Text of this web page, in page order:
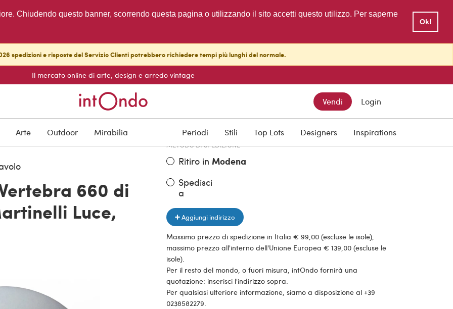
Chiudendo questo banner, scorrendo questa pagina o utilizzando il sito accetti questo utilizzo. Per saperne
Ok!
spedizioni e risposte del Servizio Clienti potrebbero richiedere tempi più lunghi del normale.
Il mercato online di arte, design e arredo vintage
Vendi Login
Arte Outdoor Mirabilia Periodi Stili Top Lots Designers Inspirations
660 di
Luce,
€ 350,00
METODO DI SPEDIZIONE
Ritiro in Modena
Spedisci
a
Aggiungi indirizzo
Massimo prezzo di spedizione in Italia € 99,00 (escluse le isole),
massimo prezzo all'interno dell'Unione Europea € 139,00 (escluse le
isole).
Per il resto del mondo, o fuori misura, intOndo fornirà una
quotazione: inserisci l'indirizzo sopra.
Per qualsiasi ulteriore informazione, siamo a disposizione al +39
0238582279.